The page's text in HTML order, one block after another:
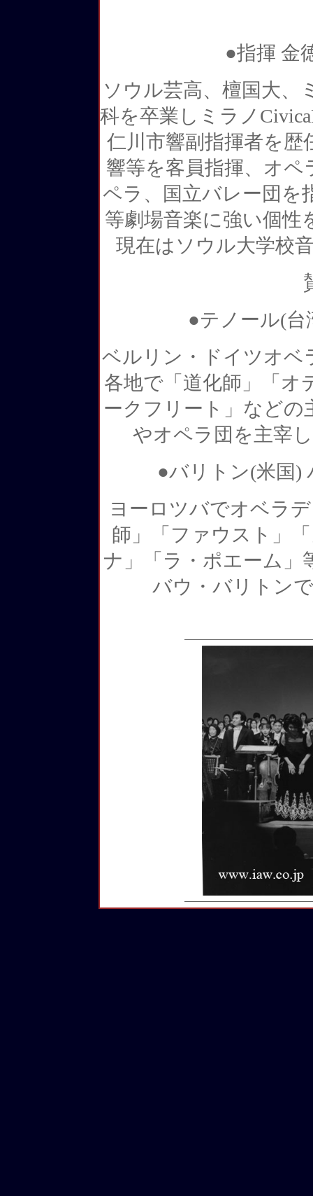
●指揮 金
ソウル芸高、檀国大、
科を卒業しミラノ
仁川市響副指揮者を歴
響等を客員指揮、オペ
ペラ、国立バレー団を
等劇場音楽に強い個性
現在はソウル大学校
●テノール(台
ベルリン・ドイツオベ
各地で「道化師」「オ
ークフリート」などの
やオペラ団を主宰
●バリトン(米国)
ヨーロツバでオベラ
師」「ファウスト」
ナ」「ラ・ポエーム」
バウ・バリトン